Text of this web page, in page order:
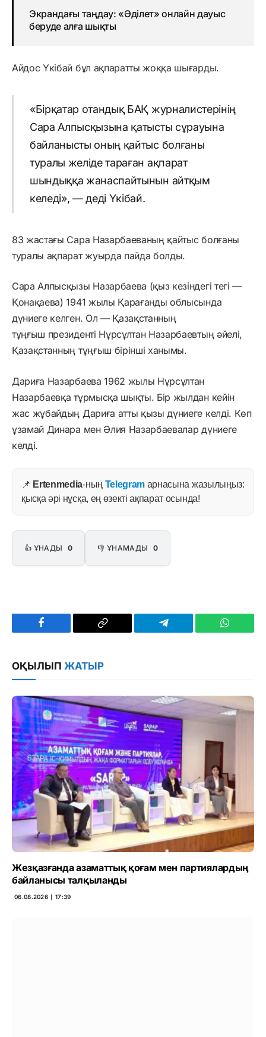
Экрандағы таңдау: «Әділет» онлайн дауыс
беруде алға шықты
Айдос Үкібай бұл ақпаратты жоққа шығарды.
«Бірқатар отандық БАҚ журналистерінің
Сара Алпысқызына қатысты сұрауына
байланысты оның қайтыс болғаны
туралы желіде тараған ақпарат
шындыққа жанаспайтынын айтқым
келеді», — деді Үкібай.
83 жастағы Сара Назарбаеваның қайтыс болғаны
туралы ақпарат жуырда пайда болды.
Сара Алпысқызы Назарбаева (қыз кезіндегі тегі —
Қонақаева) 1941 жылы Қарағанды облысында
дүниеге келген. Ол — Қазақстанның
тұңғыш президенті Нұрсұлтан Назарбаевтың әйелі,
Қазақстанның тұңғыш бірінші ханымы.
Дариға Назарбаева 1962 жылы Нұрсұлтан
Назарбаевқа тұрмысқа шықты. Бір жылдан кейін
жас жұбайдың Дариға атты қызы дүниеге келді. Көп
ұзамай Динара мен Әлия Назарбаевалар дүниеге
келді.
📌 Ertenmedia-ның Telegram арнасына жазылыңыз:
қысқа әрі нұсқа, ең өзекті ақпарат осында!
👍 ҰНАДЫ 0 👎 ҰНАМАДЫ 0
Facebook
Copy
Telegram
ОҚЫЛЫП ЖАТЫР
Жезқазғанда азаматтық қоғам мен партиялардың
байланысы талқыланды
06.08.2026 ∣ 17:39